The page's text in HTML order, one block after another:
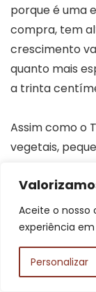
Aceite o nosso
experiência
Personalizar
porque é uma
compra, tem
crescimento
quanto mais
a trinta
Assim como o
vegetais,
água de seu
pH alcalino.
aquecedores,
temperatura